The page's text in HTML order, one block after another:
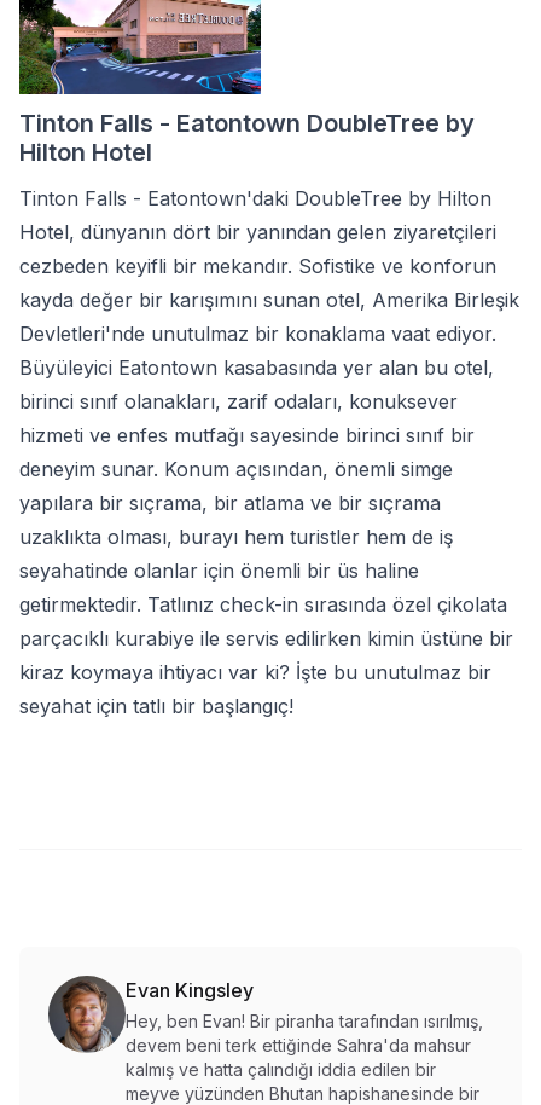
Tinton Falls - Eatontown DoubleTree by
Hilton Hotel
Tinton Falls - Eatontown'daki DoubleTree by Hilton
Hotel, dünyanın dört bir yanından gelen ziyaretçileri
cezbeden keyifli bir mekandır. Sofistike ve konforun
kayda değer bir karışımını sunan otel, Amerika Birleşik
Devletleri'nde unutulmaz bir konaklama vaat ediyor.
Büyüleyici Eatontown kasabasında yer alan bu otel,
birinci sınıf olanakları, zarif odaları, konuksever
hizmeti ve enfes mutfağı sayesinde birinci sınıf bir
deneyim sunar. Konum açısından, önemli simge
yapılara bir sıçrama, bir atlama ve bir sıçrama
uzaklıkta olması, burayı hem turistler hem de iş
seyahatinde olanlar için önemli bir üs haline
getirmektedir. Tatlınız check-in sırasında özel çikolata
parçacıklı kurabiye ile servis edilirken kimin üstüne bir
kiraz koymaya ihtiyacı var ki? İşte bu unutulmaz bir
seyahat için tatlı bir başlangıç!
Evan Kingsley
Hey, ben Evan! Bir piranha tarafından ısırılmış,
devem beni terk ettiğinde Sahra'da mahsur
kalmış ve hatta çalındığı iddia edilen bir
meyve yüzünden Bhutan hapishanesinde bir